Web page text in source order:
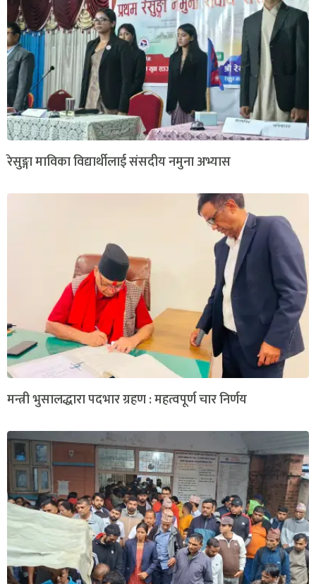
रेसुङ्गा माविका विद्यार्थीलाई संसदीय नमुना अभ्यास
मन्त्री भुसालद्धारा पदभार ग्रहण : महत्वपूर्ण चार निर्णय